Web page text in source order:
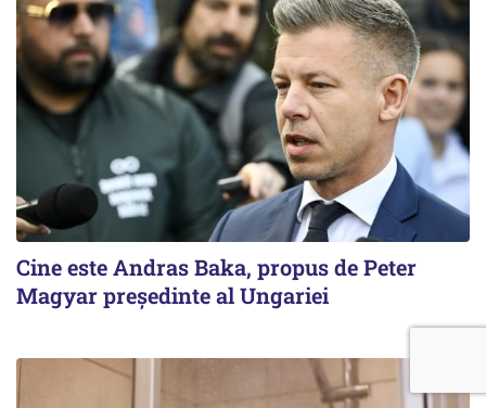
Cine este Andras Baka, propus de Peter
Magyar președinte al Ungariei